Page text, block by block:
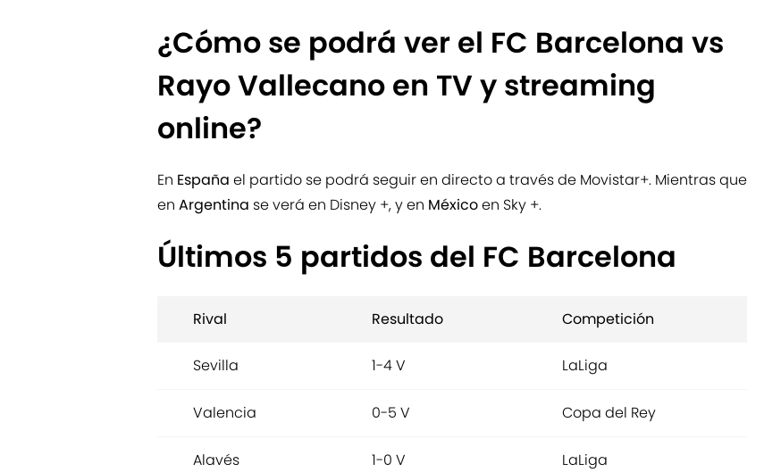
¿Cómo se podrá ver el FC Barcelona vs
Rayo Vallecano en TV y streaming
online?
En España el partido se podrá seguir en directo a través de Movistar+. Mientras que
en Argentina se verá en Disney +, y en Méxicoen Sky +.
Últimos 5 partidos del FC Barcelona
Rival Resultado Competición
Sevilla 1-4 V LaLiga
Valencia 0-5 V Copa del Rey
Alavés 1-0 V LaLiga